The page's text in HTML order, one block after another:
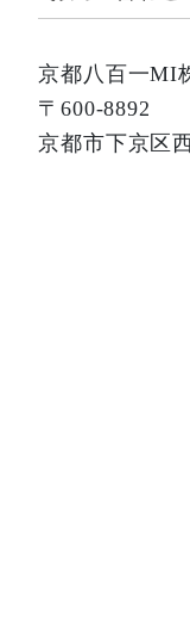
京都八百一MI
〒600-8892
京都市下京区